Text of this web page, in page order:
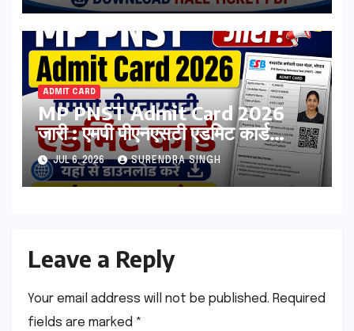
ADMIT CARD
MP PNST Admit Card 2026
जारी : एमपी पीएनएसटी एडमिट कार्ड
esb.mp.gov.in से डाउनलोड करे
JUL 6, 2026 SURENDRA SINGH
Leave a Reply
Your email address will not be published. Required
fields are marked *